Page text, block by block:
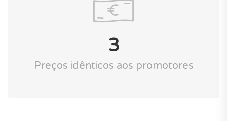
3
Preços idênticos aos promotores